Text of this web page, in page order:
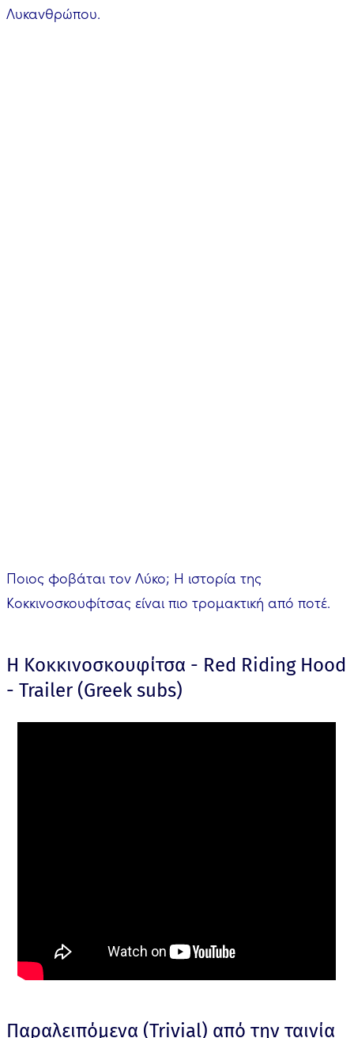
Λυκανθρώπου.
Ποιος φοβάται τον Λύκο; Η ιστορία της
Κοκκινοσκουφίτσας είναι πιο τρομακτική από ποτέ.
Η Κοκκινοσκουφίτσα - Red Riding Hood
- Trailer (Greek subs)
Παραλειπόμενα (Trivial) από την ταινία